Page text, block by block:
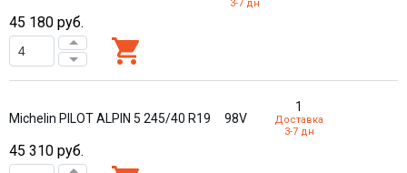
3-7 дн
45 180 руб.
Michelin PILOT ALPIN 5 245/40 R19 98V
1
Доставка
3-7 дн
45 310 руб.